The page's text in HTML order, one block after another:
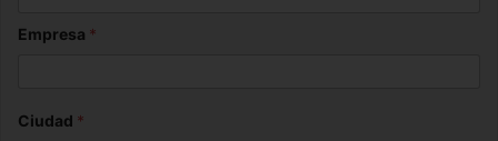
Empresa *
Ciudad *